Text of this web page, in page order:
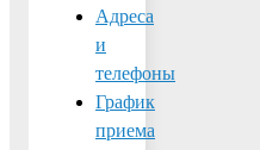
Адреса
и
телефоны
График
приема